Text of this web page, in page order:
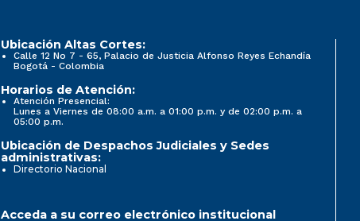
Ubicación Altas Cortes:
Calle 12 No 7 - 65, Palacio de Justicia Alfonso Reyes Echandía
Bogotá - Colombia
Horarios de Atención:
Atención Presencial:
Lunes a Viernes de 08:00 a.m. a 01:00 p.m. y de 02:00 p.m. a
05:00 p.m.
Ubicación de Despachos Judiciales y Sedes
administrativas:
Directorio Nacional
Acceda a su correo electrónico institucional